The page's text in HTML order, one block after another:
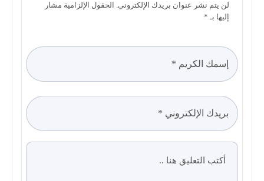
لن يتم نشر عنوان بريدك الإلكتروني. الحقول الإلزامية مشار
إليها بـ *